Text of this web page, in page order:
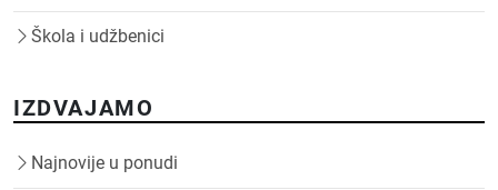
Škola i udžbenici
IZDVAJAMO
Najnovije u ponudi